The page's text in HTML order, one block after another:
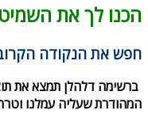
הכנו לך את
חפש את הנקודה
ברשימה דלהלן תמצא את
המהודרת שעליה עמלנו